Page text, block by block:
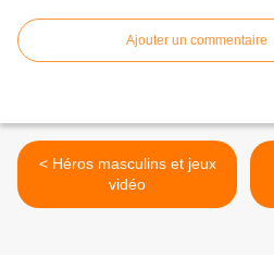
Ajouter un commentaire
< Héros masculins et jeux
vidéo